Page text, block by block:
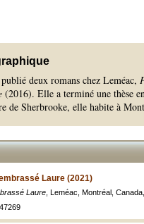
deux romans chez Leméac,
(2016). Elle a terminé une thèse
de Sherbrooke, elle habite à
Laure (2021)
Laure , Leméac, Montréal,